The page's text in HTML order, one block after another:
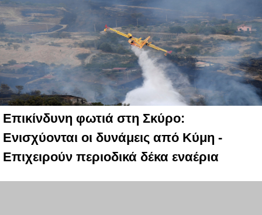
Επικίνδυνη φωτιά στη Σκύρο:
Ενισχύονται οι δυνάμεις από Κύμη -
Επιχειρούν περιοδικά δέκα εναέρια